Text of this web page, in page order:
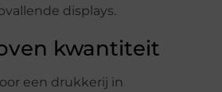
displays.
kwantiteit
een drukkerij in